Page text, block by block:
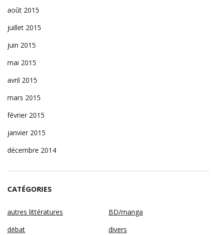
août 2015
juillet 2015
juin 2015
mai 2015
avril 2015
mars 2015
février 2015
janvier 2015
décembre 2014
CATÉGORIES
autres littératures
BD/manga
débat
divers